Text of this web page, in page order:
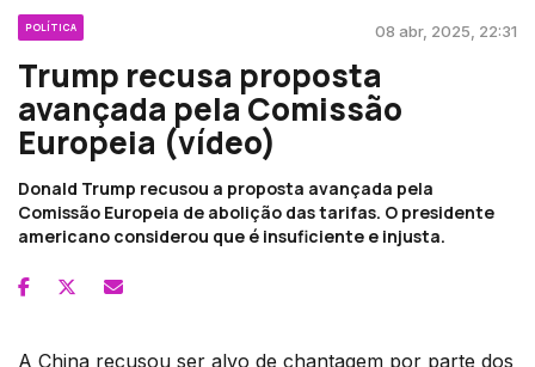
POLÍTICA 08 abr, 2025, 22:31
Trump recusa proposta
avançada pela Comissão
Europeia (vídeo)
Donald Trump recusou a proposta avançada pela
Comissão Europeia de abolição das tarifas. O presidente
americano considerou que é insuficiente e injusta.
A China recusou ser alvo de chantagem por parte dos